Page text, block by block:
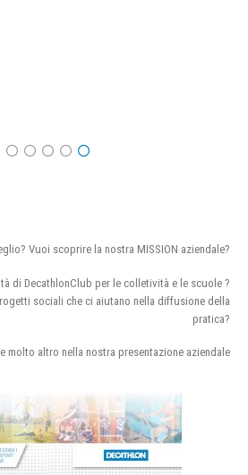
Vuoi scoprire la nostra MISSION aziendale?
di DecathlonClub per le colletività e le scuole ?
sociali che ci aiutano nella diffusione della
pratica?
molto altro nella nostra presentazione aziendale